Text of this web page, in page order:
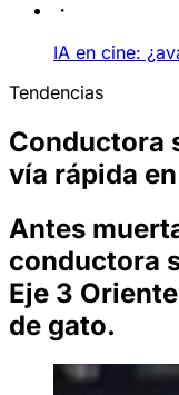
IA en cine:
Tendencias
Conductora
vía rápida
Antes
conductora
Eje 3
de gato.